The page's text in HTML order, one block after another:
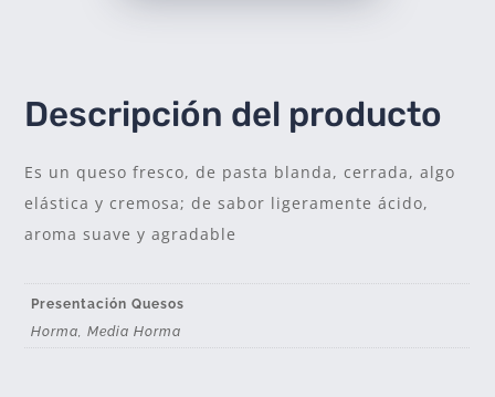
4
kg.
Descripción del producto
Es un queso fresco, de pasta blanda, cerrada, algo
elástica y cremosa; de sabor ligeramente ácido,
aroma suave y agradable
Presentación Quesos
Horma, Media Horma